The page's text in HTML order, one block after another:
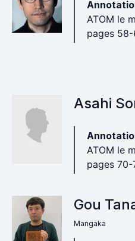
ATOM le
pages
Asahi
ATOM le
pages 70-
Gou
Mangaka